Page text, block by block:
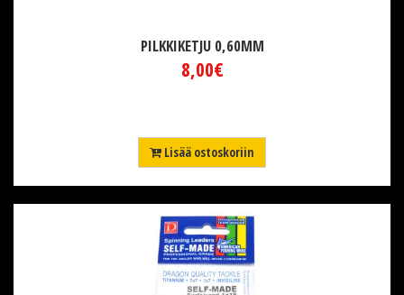
PILKKIKETJU 0,60MM
8,00€
Lisää ostoskoriin